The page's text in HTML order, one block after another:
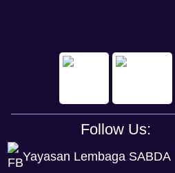
Follow Us:
Yayasan Lembaga SABDA